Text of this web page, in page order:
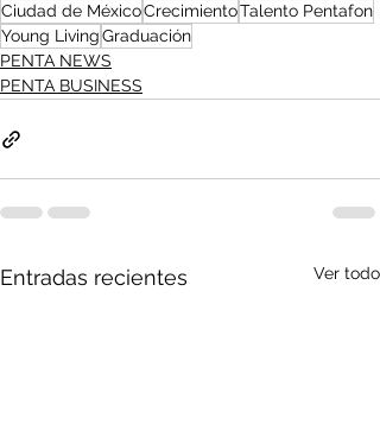
Ciudad de MéxicoCrecimientoTalento Pentafon
Young LivingGraduación
PENTA NEWS
PENTA BUSINESS
Entradas recientes Ver todo